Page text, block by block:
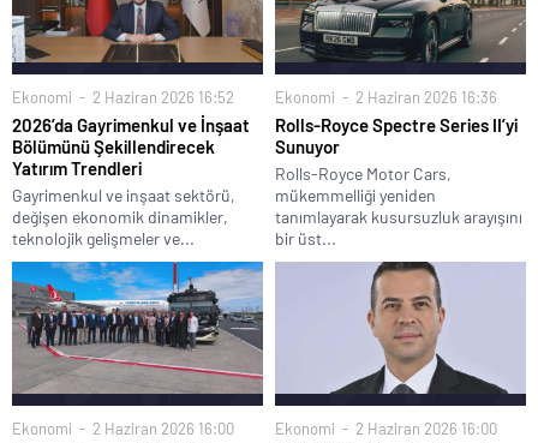
Ekonomi 2 Haziran 2026 16:52
2026’da Gayrimenkul ve İnşaat
Bölümünü Şekillendirecek
Yatırım Trendleri
Gayrimenkul ve inşaat sektörü,
değişen ekonomik dinamikler,
teknolojik gelişmeler ve...
Ekonomi 2 Haziran 2026 16:36
Rolls-Royce Spectre Series II’yi
Sunuyor
Rolls-Royce Motor Cars,
mükemmelliği yeniden
tanımlayarak kusursuzluk arayışını
bir üst...
Ekonomi 2 Haziran 2026 16:00 Ekonomi 2 Haziran 2026 16:00